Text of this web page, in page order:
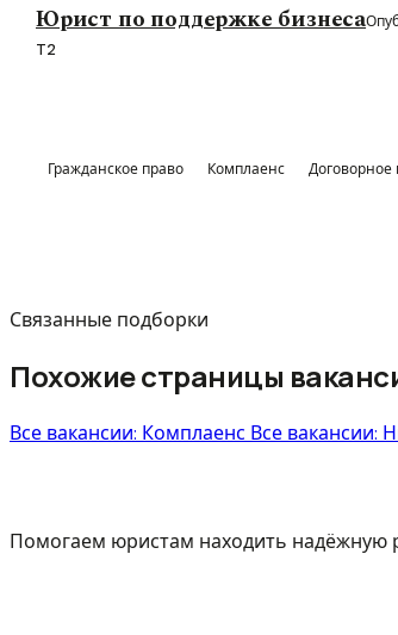
Юрист по поддержке бизнеса
T2
Гражданское право Комплаенс Договорное
Связанные подборки
Похожие страницы
Все вакансии: Комплаенс Все вакансии:
Помогаем юристам находить надёжную